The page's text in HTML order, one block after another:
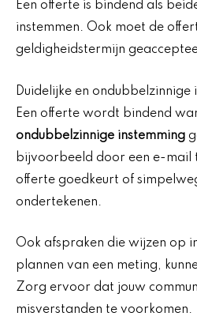
Een offerte is bindend als
instemmen. Ook moet de
geldigheidstermijn
Duidelijke en ondubbelzinnige
Een offerte wordt bindend
ondubbelzinnige instemming
bijvoorbeeld door een e-mail
offerte goedkeurt of
ondertekenen.
Ook afspraken die wijzen op
plannen van een meting,
Zorg ervoor dat jouw
misverstanden te voorkomen.